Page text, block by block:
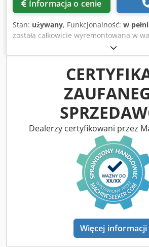
Informacja o cenie
Stan: używany, Funkcjonalność: w
została całkowicie wyremontowana w
wyposażona w nowe szczęki kruszące
boczne. Chedpfx Akey Tyaqstsa
Dealerzy certyfikowani przez
Więcej informacji